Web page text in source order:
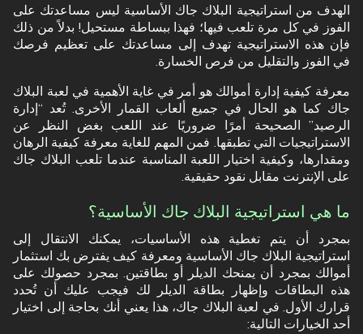
الهدف من استراتيجية البلاك جاك الأساسية ليس مساعدتك على
الفوز في كل مرة تلعب فيها؛ فهذا ببساطة مستحيل! بدلاً من ذلك
فإن هذه الاستراتيجية تهدف إلى مساعدتك على تعظيم فرصك
في الفوز والتقليل من فرص الخسارة.
معرفة كيفية إدارة أموالك هو أمر في غاية الأهمية في لعبة البلاك
جاك كما هو الحال في جميع ألعاب القمار الأخرى. تُعد “إدارة
الرصيد” الصحيحة أمرًا ضروريًا عند اللعب بغض النظر عن
الاستراتيجيات التي تطبقها. فمن المهم للغاية معرفة كيفية الرهان
ومقدارها، وكيفية اختيار اللعبة المناسبة عندما تلعب البلاك جاك
على الإنترنت مقابل نقود حقيقية.
ما هي استراتيجية البلاك جاك الأساسية؟
بمجرد أن يتم تغطية هذه الأساسيات، يمكنك الانتقال إلى
استراتيجية البلاك جاك الأساسية ومعرفة كيف يفترض بك استثمار
أموالك بمجرد أن يمنحك الديلر أو بطاقتين. بمجرد حصولك على
هذه البطاقات وإظهار بطاقة الديلر لك فيجب عليك أن تُحدد
قرارك الأول. في لعبة البلاك جاك، هذا يعني أنك بحاجة إلى اختيار
أحد الخيارات التالية: